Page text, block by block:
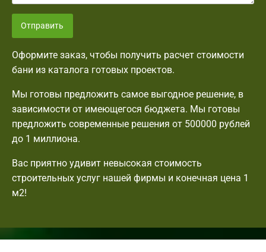
Отправить
Оформите заказ, чтобы получить расчет стоимости
бани из каталога готовых проектов.
Мы готовы предложить самое выгодное решение, в
зависимости от имеющегося бюджета. Мы готовы
предложить современные решения от 500000 рублей
до 1 миллиона.
Вас приятно удивит невысокая стоимость
строительных услуг нашей фирмы и конечная цена 1
м2!